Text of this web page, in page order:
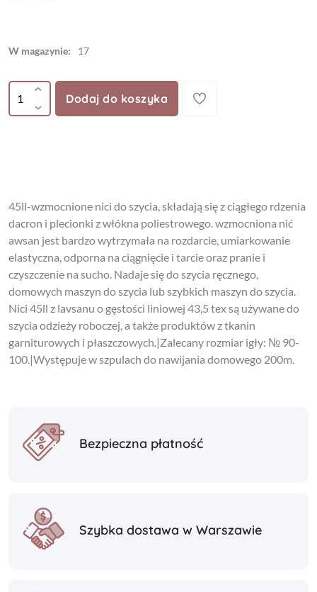
W magazynie: 17
Dodaj do koszyka
45ll-wzmocnione nici do szycia, składają się z ciągłego rdzenia
dacron i plecionki z włókna poliestrowego. wzmocniona nić
awsan jest bardzo wytrzymała na rozdarcie, umiarkowanie
elastyczna, odporna na ciągnięcie i tarcie oraz pranie i
czyszczenie na sucho. Nadaje się do szycia ręcznego,
domowych maszyn do szycia lub szybkich maszyn do szycia.
Nici 45ll z lavsanu o gęstości liniowej 43,5 tex są używane do
szycia odzieży roboczej, a także produktów z tkanin
garniturowych i płaszczowych.|Zalecany rozmiar igły: № 90-
100.|Występuje w szpulach do nawijania domowego 200m.
Bezpieczna płatność
Szybka dostawa w Warszawie